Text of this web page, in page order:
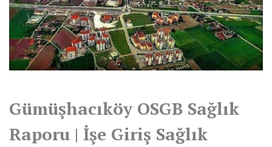
AFYONKARAHİSAR
AĞRI
AKSARAY
ANTALYA
ARDAHAN
Gümüşhacıköy OSGB Sağlık
Raporu | İşe Giriş Sağlık